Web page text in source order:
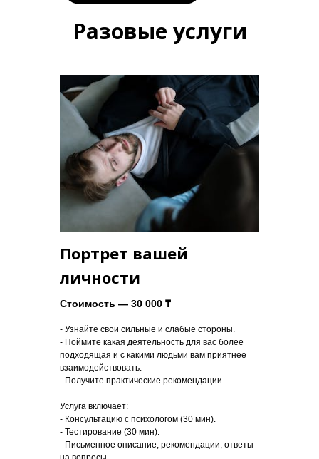
Портрет вашей
личности
- Узнайте свои сильные и слабые стороны.
- Поймите какая деятельность для вас более
подходящая и с какими людьми вам приятнее
взаимодействовать.
- Получите практические рекомендации.
Услуга включает:
- Консультацию с психологом (30 мин).
- Тестирование (30 мин).
- Письменное описание, рекомендации, ответы
Стоимость — 30 000 ₸
Разовые услуги